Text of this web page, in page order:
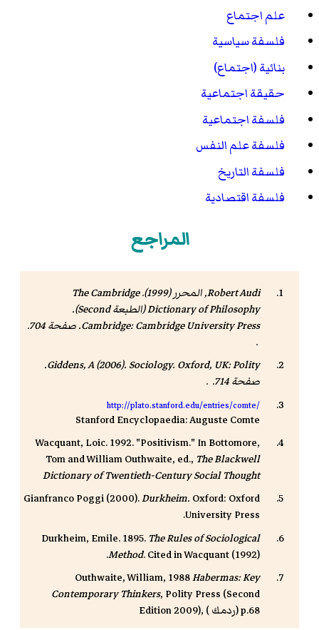
علم اجتماع
فلسفة سياسية
بنائية (اجتماع)
حقيقة اجتماعية
فلسفة اجتماعية
فلسفة علم النفس
فلسفة التاريخ
فلسفة اقتصادية
المراجع
Robert Audi, المحرر (1999).
The Cambridge
Dictionary of Philosophy
(الطبعة Second).
Cambridge: Cambridge University Press. صفحة 704.
.
Giddens, A (2006). Sociology
. Oxford, UK: Polity.
صفحة 714. .
http://plato.stanford.edu/entries/comte/
Stanford Encyclopaedia: Auguste Comte
Wacquant, Loic. 1992. "Positivism." In Bottomore,
Tom and William Outhwaite, ed., The Blackwell
Dictionary of Twentieth-Century Social Thought
Gianfranco Poggi (2000).Durkheim. Oxford: Oxford
University Press.
Durkheim, Emile. 1895. The Rules of Sociological
Method. Cited in Wacquant (1992).
Outhwaite, William, 1988Habermas: Key
Contemporary Thinkers, Polity Press (Second
Edition 2009), (ردمك) p.68